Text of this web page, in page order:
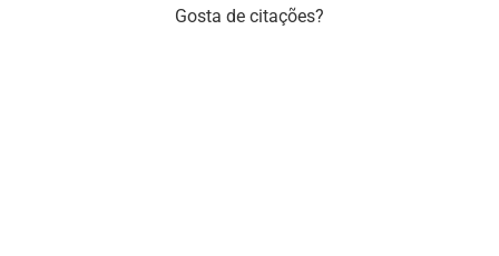
Gosta de citações?